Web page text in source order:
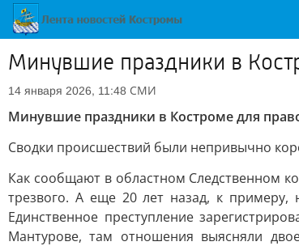
Минувшие праздники в
14 января 2026, 11:48 СМИ
Минувшие праздники в Костроме для
Сводки происшествий были непривычно
Как сообщают в областном Следственном
трезвого. А еще 20 лет назад, к примеру,
Единственное преступление
Мантурове, там отношения выясняли